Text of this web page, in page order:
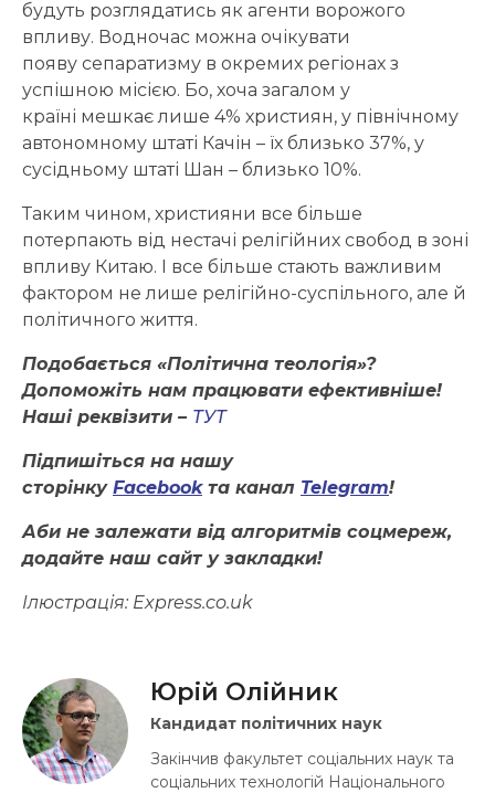
будуть розглядатись як агенти ворожого
впливу. Водночас можна очікувати
появу сепаратизму в окремих регіонах з
успішною місією. Бо, хоча загалом у
країні мешкає лише 4% християн, у північному
автономному штаті Качін – їх близько 37%, у
сусідньому штаті Шан – близько 10%.
Таким чином, християни все більше
потерпають від нестачі релігійних свобод в зоні
впливу Китаю. І все більше стають важливим
фактором не лише релігійно-суспільного, але й
політичного життя.
Подобається «Політична теологія»?
Допоможіть нам працювати ефективніше!
Наші реквізити – ТУТ
Підпишіться на нашу
сторінку Facebookта канал Telegram!
Аби не залежати від алгоритмів соцмереж,
додайте наш сайт у закладки!
Ілюстрація: Express.co.uk
Юрій Олійник
Кандидат політичних наук
Закінчив факультет соціальних наук та
соціальних технологій Національного